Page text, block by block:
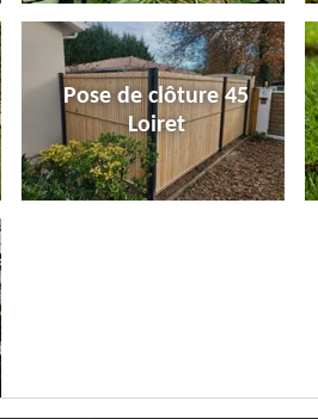
Pose de clôture 45
Loiret